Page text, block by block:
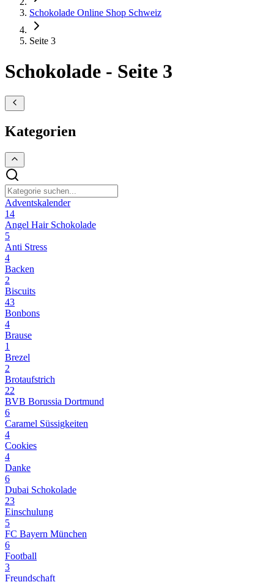
Schokolade Online Shop Schweiz
Seite 3
Schokolade - Seite 3
Kategorien
Adventskalender
14
Angel Hair Schokolade
5
Anti Stress
4
Backen
2
Biscuits
43
Bonbons
4
Brause
1
Brezel
2
Brotaufstrich
22
BVB Borussia Dortmund
6
Caramel Süssigkeiten
4
Cookies
4
Danke
6
Dubai Schokolade
23
Einschulung
5
FC Bayern München
6
Football
3
Freundschaft